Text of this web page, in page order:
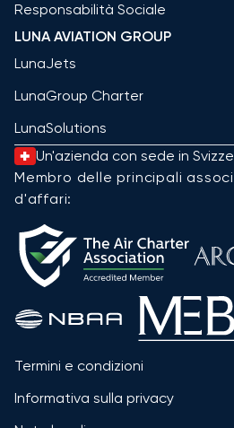
Responsabilità Sociale
LUNA AVIATION GROUP
LunaJets
LunaGroup Charter
LunaSolutions
Un'azienda con sede in
Membro delle principali
d'affari:
Termini e condizioni
Informativa sulla privacy